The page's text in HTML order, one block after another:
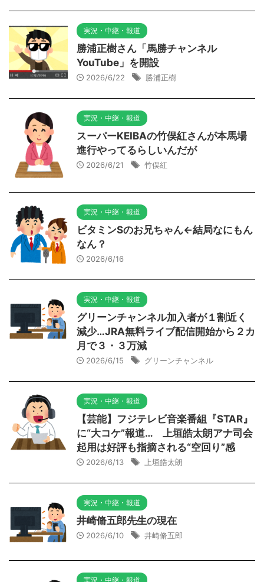
実況・中継・報道
勝浦正樹さん「馬勝チャンネル
YouTube」を開設
2026/6/22 勝浦正樹
実況・中継・報道
スーパーKEIBAの竹俣紅さんが本馬場
進行やってるらしいんだが
2026/6/21 竹俣紅
実況・中継・報道
ビタミンSのお兄ちゃん←結局なにもん
なん？
2026/6/16
実況・中継・報道
グリーンチャンネル加入者が１割近く
減少…JRA無料ライブ配信開始から２カ
月で３・３万減
2026/6/15 グリーンチャンネル
実況・中継・報道
【芸能】フジテレビ音楽番組『STAR』
に“大コケ”報道… 上垣皓太朗アナ司会
起用は好評も指摘される“空回り”感
2026/6/13 上垣皓太朗
実況・中継・報道
井崎脩五郎先生の現在
2026/6/10 井崎脩五郎
実況・中継・報道